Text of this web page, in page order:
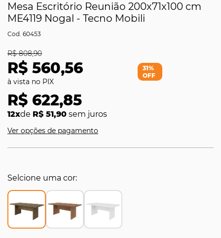
Mesa Escritório Reunião 200x71x100 cm
ME4119 Nogal - Tecno Mobili
60453
R$ 560,56
R$ 808,90
R$ 622,85
12xde R$ 51,90 sem juros
31%
OFF
Ver opções de pagamento
Selcione uma cor